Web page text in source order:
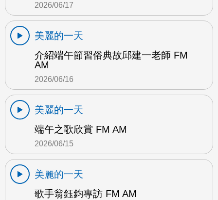
2026/06/17
美麗的一天
介紹端午節習俗典故邱建一老師 FM
AM
2026/06/16
美麗的一天
端午之歌欣賞 FM AM
2026/06/15
美麗的一天
歌手翁鈺鈞專訪 FM AM